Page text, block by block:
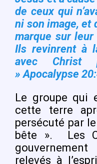
de ceux qui
ni son image, et
marque sur
Ils revinrent à
avec Christ
» Apocalypse
Le groupe qui
cette terre
persécuté par
bête ».
Les
relevés à